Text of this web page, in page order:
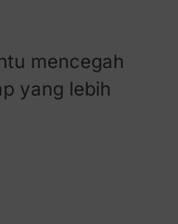
mencegah
yang lebih